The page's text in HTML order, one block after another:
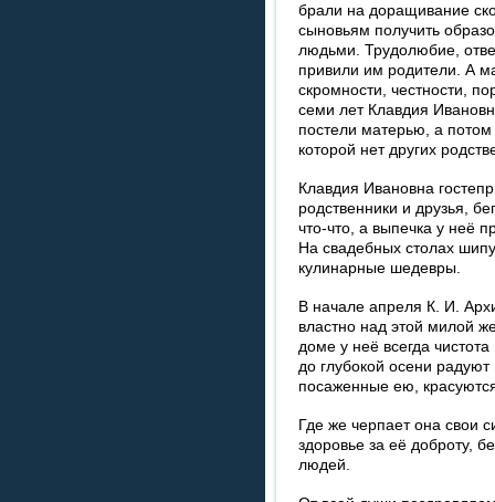
брали на доращивание
сыновьям получить
людьми. Трудолюбие,
привили им родители. А
скромности, честности,
семи лет Клавдия
постели матерью, а потом
которой нет других
Клавдия Ивановна
родственники и друзья,
что-что, а выпечка у неё
На свадебных столах
кулинарные шедевры.
В начале апреля К. И.
властно над этой милой
доме у неё всегда
до глубокой осени
посаженные ею,
Где же черпает она свои
здоровье за её доброту,
людей.